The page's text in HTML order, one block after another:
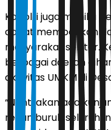
Kapolri juga menilai
dapat memberikan
masyarakat sekitar.
berbagai daerah
aktivitas UMKM di
“Nanti akan ada
rekan buruh seluruh